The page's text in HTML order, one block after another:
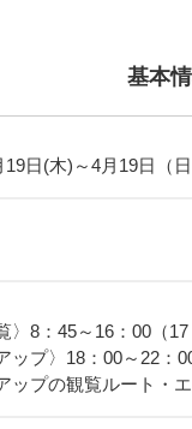
基本
日(木)～4月19日（日
〉8：45～16：00（17
ップ〉18：00～22：
ップの観覧ルート・